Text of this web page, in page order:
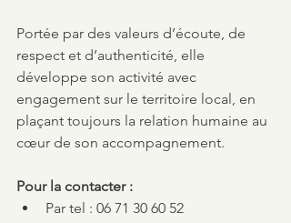
Portée par des valeurs d’écoute, de
respect et d’authenticité, elle
développe son activité avec
engagement sur le territoire local, en
plaçant toujours la relation humaine au
cœur de son accompagnement.
Pour la contacter :
Par tel : 06 71 30 60 52